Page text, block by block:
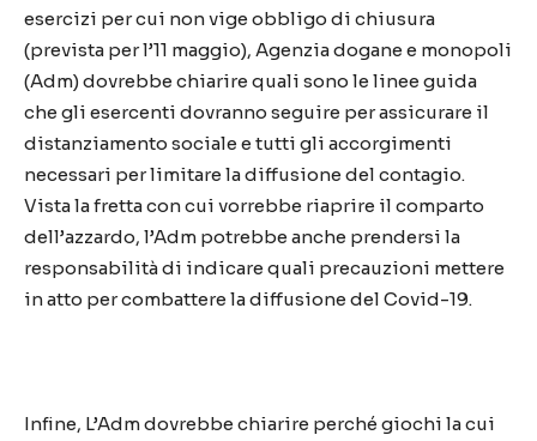
esercizi per cui non vige obbligo di chiusura
(prevista per l’11 maggio), Agenzia dogane e monopoli
(Adm) dovrebbe chiarire quali sono le linee guida
che gli esercenti dovranno seguire per assicurare il
distanziamento sociale e tutti gli accorgimenti
necessari per limitare la diffusione del contagio.
Vista la fretta con cui vorrebbe riaprire il comparto
dell’azzardo, l’Adm potrebbe anche prendersi la
responsabilità di indicare quali precauzioni mettere
in atto per combattere la diffusione del Covid-19.
Infine, L’Adm dovrebbe chiarire perché giochi la cui